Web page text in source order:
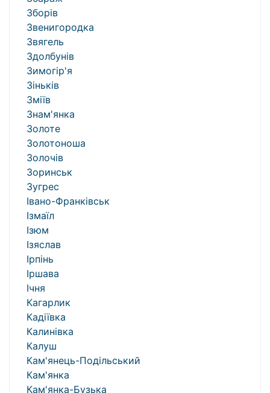
Зборів
Звенигородка
Звягель
Здолбунів
Зимогір'я
Зіньків
Зміїв
Знам'янка
Золоте
Золотоноша
Золочів
Зоринськ
Зугрес
Івано-Франківськ
Ізмаїл
Ізюм
Ізяслав
Ірпінь
Іршава
Ічня
Кагарлик
Кадіївка
Калинівка
Калуш
Кам'янець-Подільський
Кам'янка
Кам'янка-Бузька